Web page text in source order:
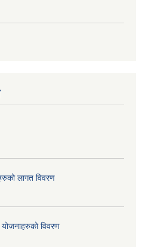
लागत विवरण
विवरण